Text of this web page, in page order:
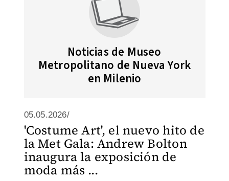
Noticias de Museo
Metropolitano de Nueva York
en Milenio
05.05.2026/
'Costume Art', el nuevo hito de
la Met Gala: Andrew Bolton
inaugura la exposición de
moda más ...